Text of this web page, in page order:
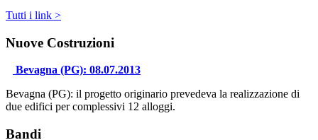
Tutti i link >
Nuove Costruzioni
Bevagna (PG): 08.07.2013
Bevagna (PG): il progetto originario prevedeva la realizzazione di
due edifici per complessivi 12 alloggi.
Bandi